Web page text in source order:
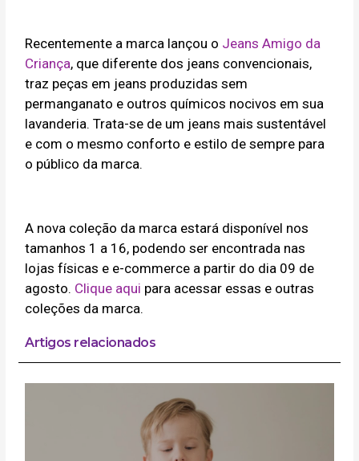
Recentemente a marca lançou o Jeans Amigo da
Criança, que diferente dos jeans convencionais,
traz peças em jeans produzidas sem
permanganato e outros químicos nocivos em sua
lavanderia. Trata-se de um jeans mais sustentável
e com o mesmo conforto e estilo de sempre para
o público da marca.
A nova coleção da marca estará disponível nos
tamanhos 1 a 16, podendo ser encontrada nas
lojas físicas e e-commerce a partir do dia 09 de
agosto. Clique aqui para acessar essas e outras
coleções da marca.
Artigos relacionados